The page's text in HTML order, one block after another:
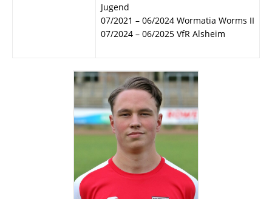
Jugend
07/2021 – 06/2024 Wormatia Worms II
07/2024 – 06/2025 VfR Alsheim